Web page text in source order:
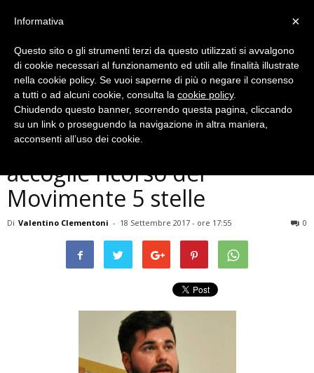
Politica
Terni, caso mense: L’anac
accoglie ricorso del
Movimente 5 stelle
Di Valentino Clementoni - 18 Settembre 2017 - ore 17:55 0
×
Informativa
Questo sito o gli strumenti terzi da questo utilizzati si avvalgono
di cookie necessari al funzionamento ed utili alle finalità illustrate
nella cookie policy. Se vuoi saperne di più o negare il consenso
a tutti o ad alcuni cookie, consulta la cookie policy.
Chiudendo questo banner, scorrendo questa pagina, cliccando
su un link o proseguendo la navigazione in altra maniera,
acconsenti all’uso dei cookie.